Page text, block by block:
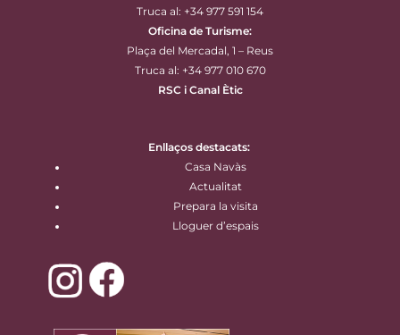
Truca al: +34 977 591 154
Oficina de Turisme:
Plaça del Mercadal, 1 – Reus
Truca al: +34 977 010 670
RSC i Canal Ètic
Enllaços destacats:
Casa Navàs
Actualitat
Prepara la visita
Lloguer d’espais